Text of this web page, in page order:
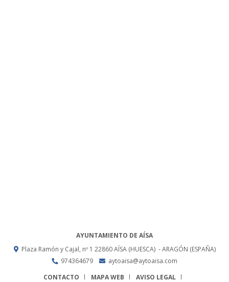
AYUNTAMIENTO DE AÍSA
Plaza Ramón y Cajal, nº 1 22860 AÍSA (HUESCA) - ARAGÓN (ESPAÑA)
974364679
aytoaisa@aytoaisa.com
CONTACTO
MAPA WEB
AVISO LEGAL